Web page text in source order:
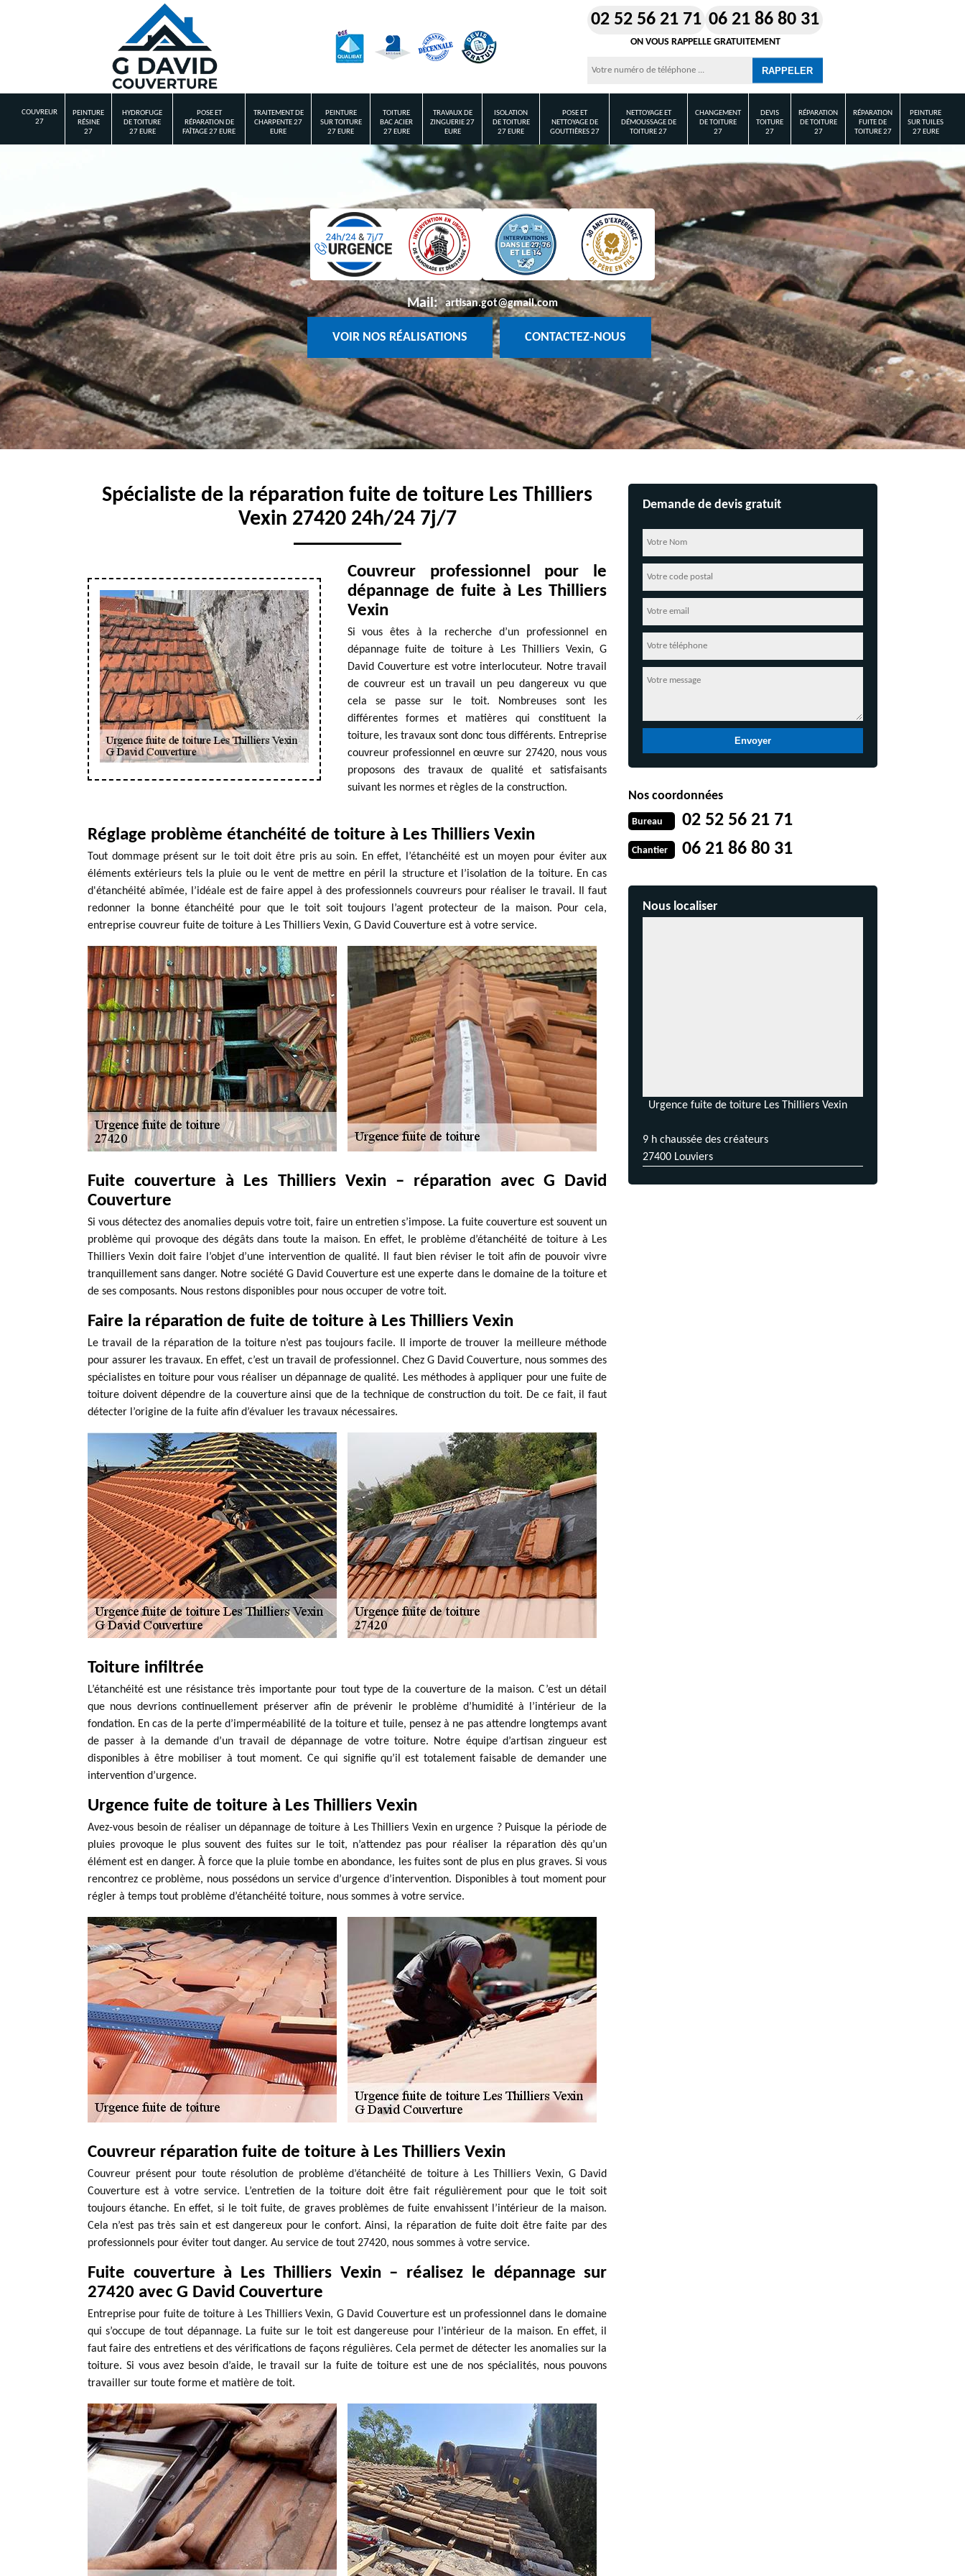
02 52 56 21 71 06 21 86 80 31
ON VOUS RAPPELLE GRATUITEMENT
COUVREUR
27
PEINTURE
RÉSINE
27
HYDROFUGE
DE TOITURE
27 EURE
POSE ET
RÉPARATION DE
FAÎTAGE 27 EURE
TRAITEMENT DE
CHARPENTE 27
EURE
PEINTURE
SUR TOITURE
27 EURE
TOITURE
BAC ACIER
27 EURE
TRAVAUX DE
ZINGUERIE 27
EURE
ISOLATION
DE TOITURE
27 EURE
POSE ET
NETTOYAGE DE
GOUTTIÈRES 27
NETTOYAGE ET
DÉMOUSSAGE DE
TOITURE 27
CHANGEMENT
DE TOITURE
27
DEVIS
TOITURE
27
RÉPARATION
DE TOITURE
27
RÉPARATION
FUITE DE
TOITURE 27
PEINTURE
SUR TUILES
27 EURE
Mail: artisan.got@gmail.com
VOIR NOS RÉALISATIONS CONTACTEZ-NOUS
Spécialiste de la réparation fuite de toiture Les Thilliers
Vexin 27420 24h/24 7j/7
Couvreur professionnel pour le
dépannage de fuite à Les Thilliers
Vexin
Si vous êtes à la recherche d’un professionnel en
dépannage fuite de toiture à Les Thilliers Vexin, G
David Couverture est votre interlocuteur. Notre travail
de couvreur est un travail un peu dangereux vu que
cela se passe sur le toit. Nombreuses sont les
différentes formes et matières qui constituent la
toiture, les travaux sont donc tous différents. Entreprise
couvreur professionnel en œuvre sur 27420, nous vous
proposons des travaux de qualité et satisfaisants
suivant les normes et règles de la construction.
Réglage problème étanchéité de toiture à Les Thilliers Vexin
Tout dommage présent sur le toit doit être pris au soin. En effet, l’étanchéité est un moyen pour éviter aux
éléments extérieurs tels la pluie ou le vent de mettre en péril la structure et l’isolation de la toiture. En cas
d'étanchéité abîmée, l’idéale est de faire appel à des professionnels couvreurs pour réaliser le travail. Il faut
redonner la bonne étanchéité pour que le toit soit toujours l’agent protecteur de la maison. Pour cela,
entreprise couvreur fuite de toiture à Les Thilliers Vexin, G David Couverture est à votre service.
Fuite couverture à Les Thilliers Vexin – réparation avec G David
Couverture
Si vous détectez des anomalies depuis votre toit, faire un entretien s’impose. La fuite couverture est souvent un
problème qui provoque des dégâts dans toute la maison. En effet, le problème d’étanchéité de toiture à Les
Thilliers Vexin doit faire l’objet d’une intervention de qualité. Il faut bien réviser le toit afin de pouvoir vivre
tranquillement sans danger. Notre société G David Couverture est une experte dans le domaine de la toiture et
de ses composants. Nous restons disponibles pour nous occuper de votre toit.
Faire la réparation de fuite de toiture à Les Thilliers Vexin
Le travail de la réparation de la toiture n’est pas toujours facile. Il importe de trouver la meilleure méthode
pour assurer les travaux. En effet, c’est un travail de professionnel. Chez G David Couverture, nous sommes des
spécialistes en toiture pour vous réaliser un dépannage de qualité. Les méthodes à appliquer pour une fuite de
toiture doivent dépendre de la couverture ainsi que de la technique de construction du toit. De ce fait, il faut
détecter l’origine de la fuite afin d’évaluer les travaux nécessaires.
Toiture infiltrée
L’étanchéité est une résistance très importante pour tout type de la couverture de la maison. C’est un détail
que nous devrions continuellement préserver afin de prévenir le problème d’humidité à l’intérieur de la
fondation. En cas de la perte d’imperméabilité de la toiture et tuile, pensez à ne pas attendre longtemps avant
de passer à la demande d’un travail de dépannage de votre toiture. Notre équipe d’artisan zingueur est
disponibles à être mobiliser à tout moment. Ce qui signifie qu’il est totalement faisable de demander une
intervention d’urgence.
Urgence fuite de toiture à Les Thilliers Vexin
Avez-vous besoin de réaliser un dépannage de toiture à Les Thilliers Vexin en urgence ? Puisque la période de
pluies provoque le plus souvent des fuites sur le toit, n’attendez pas pour réaliser la réparation dès qu’un
élément est en danger. À force que la pluie tombe en abondance, les fuites sont de plus en plus graves. Si vous
rencontrez ce problème, nous possédons un service d’urgence d’intervention. Disponibles à tout moment pour
régler à temps tout problème d’étanchéité toiture, nous sommes à votre service.
Couvreur réparation fuite de toiture à Les Thilliers Vexin
Couvreur présent pour toute résolution de problème d’étanchéité de toiture à Les Thilliers Vexin, G David
Couverture est à votre service. L’entretien de la toiture doit être fait régulièrement pour que le toit soit
toujours étanche. En effet, si le toit fuite, de graves problèmes de fuite envahissent l’intérieur de la maison.
Cela n’est pas très sain et est dangereux pour le confort. Ainsi, la réparation de fuite doit être faite par des
professionnels pour éviter tout danger. Au service de tout 27420, nous sommes à votre service.
Fuite couverture à Les Thilliers Vexin – réalisez le dépannage sur
27420 avec G David Couverture
Entreprise pour fuite de toiture à Les Thilliers Vexin, G David Couverture est un professionnel dans le domaine
qui s’occupe de tout dépannage. La fuite sur le toit est dangereuse pour l’intérieur de la maison. En effet, il
faut faire des entretiens et des vérifications de façons régulières. Cela permet de détecter les anomalies sur la
toiture. Si vous avez besoin d’aide, le travail sur la fuite de toiture est une de nos spécialités, nous pouvons
travailler sur toute forme et matière de toit.
Demande de devis gratuit
Nos coordonnées
Bureau 02 52 56 21 71
Chantier 06 21 86 80 31
Nous localiser
Urgence fuite de toiture Les Thilliers Vexin
9 h chaussée des créateurs
27400 Louviers